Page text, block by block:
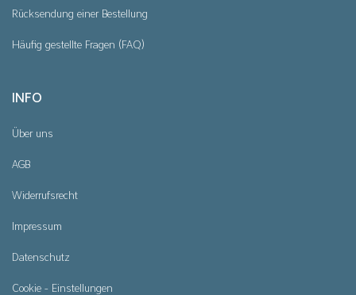
Rücksendung einer Bestellung
Häufig gestellte Fragen (FAQ)
INFO
Über uns
AGB
Widerrufsrecht
Impressum
Datenschutz
Cookie - Einstellungen